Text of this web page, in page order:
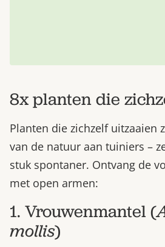
8x planten die
Planten die zichzelf uitzaaien
van de natuur aan tuiniers –
stuk spontaner. Ontvang de
met open armen:
1. Vrouwenmantel (
mollis)